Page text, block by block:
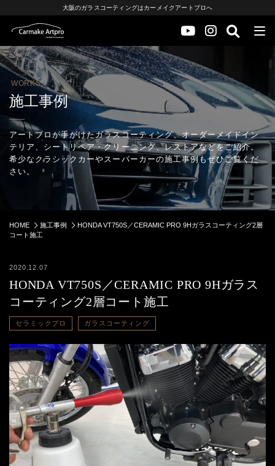
大阪のガラスコーティングはカーメイクアートプロへ
WORKS
施工事例
アートプロが手がけたガラスコーティング、オーダーメイドイン
テリア、シートリペア・クリーニング、レストアなどをご紹介。
希少なクラシックカーやスーパーカーの施工事例もぜひご覧くだ
さい。
HOME 施工事例
HONDA VT750S／CERAMIC PRO 9Hガラスコーティング2層
コート施工
2020.12.07
HONDA VT750S／CERAMIC PRO 9Hガラス
コーティング2層コート施工
セラミックプロ ガラスコーティング